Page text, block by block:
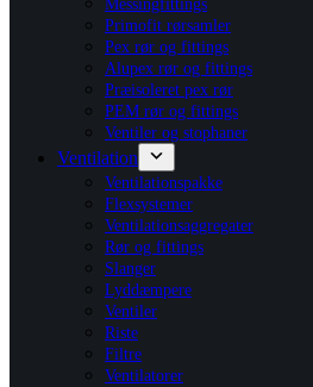
Messingfittings
Primofit rørsamler
Pex rør og fittings
Alupex rør og fittings
Præisoleret pex rør
PEM rør og fittings
Ventiler og stophaner
Ventilation
Ventilationspakke
Flexsystemer
Ventilationsaggregater
Rør og fittings
Slanger
Lyddæmpere
Ventiler
Riste
Filtre
Ventilatorer